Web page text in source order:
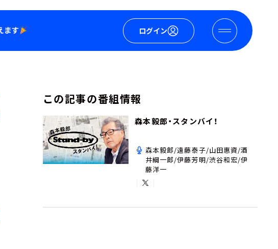
ログイン
この記事の番組情報
森本毅郎・スタンバイ！
森本毅郎/遠藤泰子/山田惠資/酒
井綱一郎/伊藤芳明/渋谷和宏/伊
藤洋一